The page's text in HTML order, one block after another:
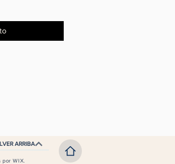
por WIX.
ARRIBA